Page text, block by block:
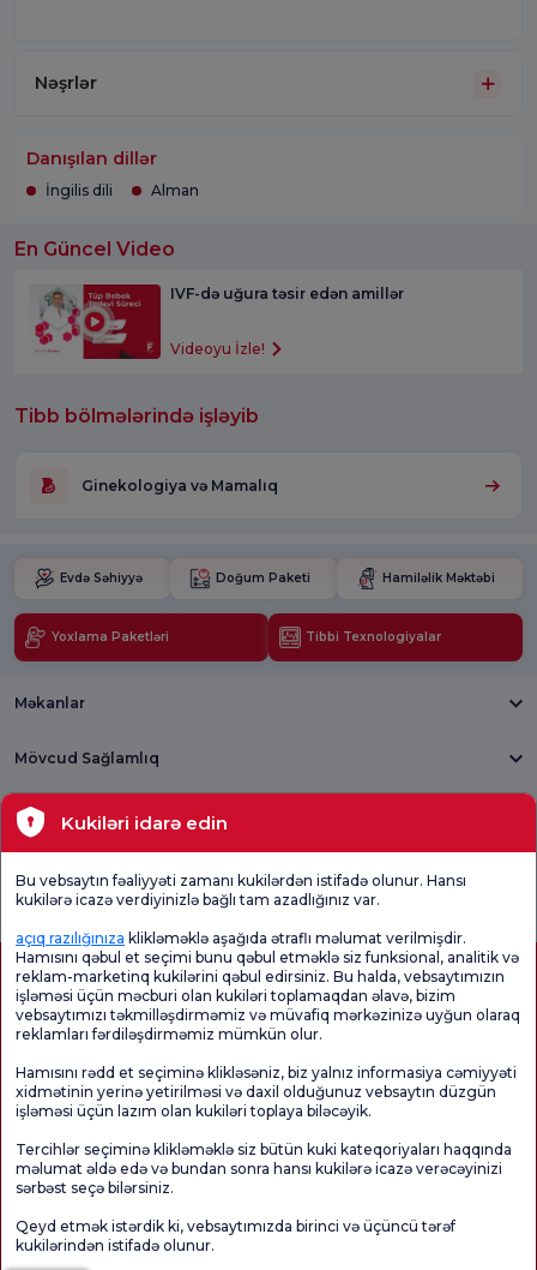
Nəşrlər
Danışılan dillər
İngilis dili Alman
En Güncel Video
IVF-də uğura təsir edən amillər
Videoyu İzle!
Tibb bölmələrində işləyib
Ginekologiya və Mamalıq
Evdə Səhiyyə Doğum Paketi Hamiləlik Məktəbi
Yoxlama Paketləri Tibbi Texnologiyalar
Məkanlar
Mövcud Sağlamlıq
Tibbi bölmələr
Ümumi
Məmnuniyyət
Sorğusu
Məmnuniyyət
Sorğusunu
yoxlayın.
Promo
Səhifənin məzmunu yalnız məlumat məqsədi daşıyır. Diaqnoz və müalicə üçün
mütləq həkiminizlə məsləhətləşin.
@2026 Group Florence Nightingale Xəstəxanaları
Kukiləri idarə edin
Bu vebsaytın fəaliyyəti zamanı kukilərdən istifadə olunur. Hansı
kukilərə icazə verdiyinizlə bağlı tam azadlığınız var.
açıq razılığınıza klikləməklə aşağıda ətraflı məlumat verilmişdir.
Hamısını qəbul et seçimi bunu qəbul etməklə siz funksional, analitik və
reklam-marketinq kukilərini qəbul edirsiniz. Bu halda, vebsaytımızın
işləməsi üçün məcburi olan kukiləri toplamaqdan əlavə, bizim
vebsaytımızı təkmilləşdirməmiz və müvafiq mərkəzinizə uyğun olaraq
reklamları fərdiləşdirməmiz mümkün olur.
Hamısını rədd et seçiminə klikləsəniz, biz yalnız informasiya cəmiyyəti
xidmətinin yerinə yetirilməsi və daxil olduğunuz vebsaytın düzgün
işləməsi üçün lazım olan kukiləri toplaya biləcəyik.
Tercihlər seçiminə klikləməklə siz bütün kuki kateqoriyaları haqqında
məlumat əldə edə və bundan sonra hansı kukilərə icazə verəcəyinizi
sərbəst seçə bilərsiniz.
Qeyd etmək istərdik ki, vebsaytımızda birinci və üçüncü tərəf
kukilərindən istifadə olunur.